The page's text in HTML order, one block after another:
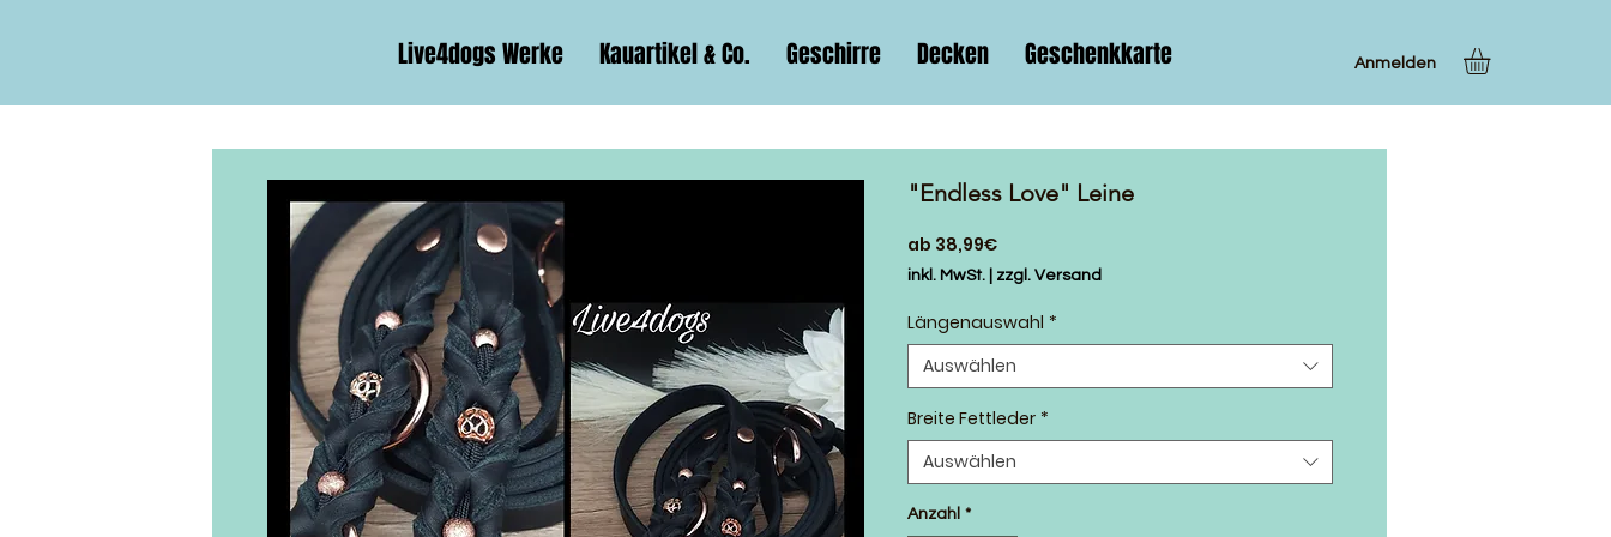
Anmelden
Live4dogs Werke Kauartikel & Co. Geschirre Decken Geschenkkarte
"Endless Love" Leine
ab 38,99€Sale-
Preis
inkl. MwSt. zzgl. Versand
Längenauswahl *
Auswählen
Breite Fettleder *
Auswählen
Anzahl *